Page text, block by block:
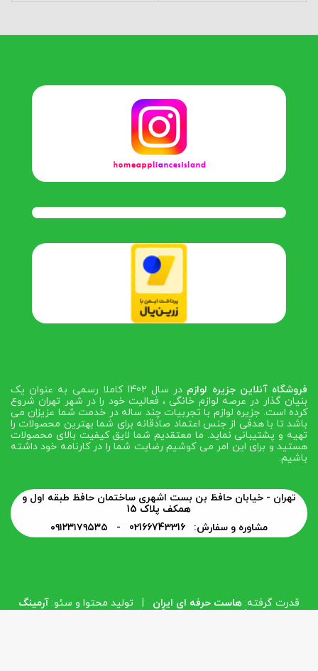
فروشگاه آنلاین جزیره لوازم
در سال 1402 کاملا رسمی به عنوان یک
بنیان گذار در عرصه لوازم خانگی ، فعالیت خود را در شهر تهران شروع
کرده است. جزیره لوازم با تجربیات چند ساله در خدمت شما عزیزان می
باشد تا با هدفی از جنس اعتماد صادقانه برای شما بهترین محصولات را
تهیه و پشتیبانی نماید. ما معتقدیم شما لایق کیفیت بالای محصولات
هستید و برای این امر می کوشیم رضایت شما را در کارنامه خود داشته
باشیم.
تهران - خیابان حافظ بن بست اشهری ساختمان حافظ طبقه اول و
همکف پلاک 15
مشاوره و سفارش: 02166743316 -
۰۹۱۲۳۱۷۹۵۳۵
قدرت گرفته: هاست حرفه ای ایران | تولید محتوا و سئو: آرمینگ